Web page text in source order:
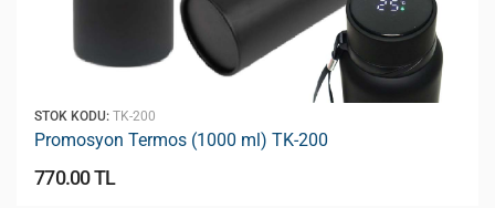
STOK KODU: TK-200
Promosyon Termos (1000 ml) TK-200
770.00 TL